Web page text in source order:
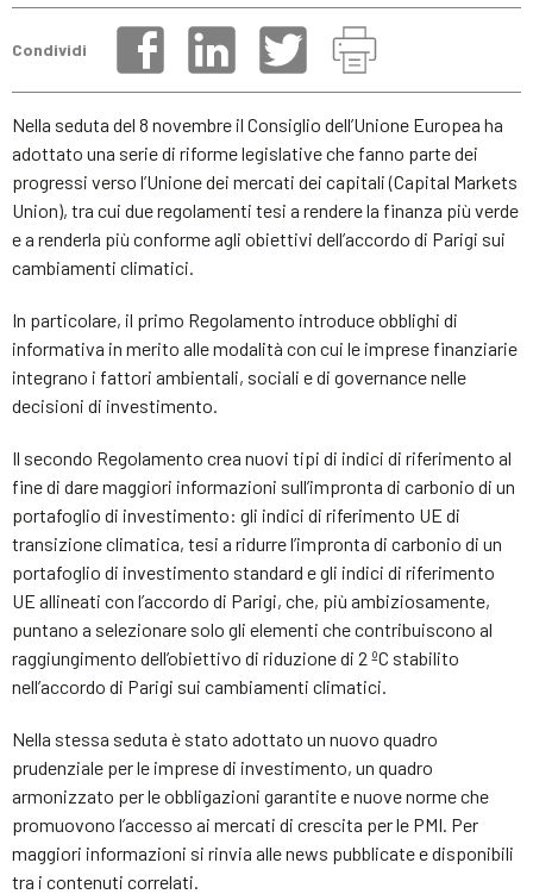
Condividi
Nella seduta del 8 novembre il Consiglio dell’Unione Europea ha
adottato una serie di riforme legislative che fanno parte dei
progressi verso l’Unione dei mercati dei capitali (Capital Markets
Union), tra cui due regolamenti tesi a rendere la finanza più verde
e a renderla più conforme agli obiettivi dell’accordo di Parigi sui
cambiamenti climatici.
In particolare, il primo Regolamento introduce obblighi di
informativa in merito alle modalità con cui le imprese finanziarie
integrano i fattori ambientali, sociali e di governance nelle
decisioni di investimento.
Il secondo Regolamento crea nuovi tipi di indici di riferimento al
fine di dare maggiori informazioni sull’impronta di carbonio di un
portafoglio di investimento: gli indici di riferimento UE di
transizione climatica, tesi a ridurre l’impronta di carbonio di un
portafoglio di investimento standard e gli indici di riferimento
UE allineati con l’accordo di Parigi, che, più ambiziosamente,
puntano a selezionare solo gli elementi che contribuiscono al
raggiungimento dell’obiettivo di riduzione di 2 ºC stabilito
nell’accordo di Parigi sui cambiamenti climatici.
Nella stessa seduta è stato adottato un nuovo quadro
prudenziale per le imprese di investimento, un quadro
armonizzato per le obbligazioni garantite e nuove norme che
promuovono l’accesso ai mercati di crescita per le PMI. Per
maggiori informazioni si rinvia alle news pubblicate e disponibili
tra i contenuti correlati.